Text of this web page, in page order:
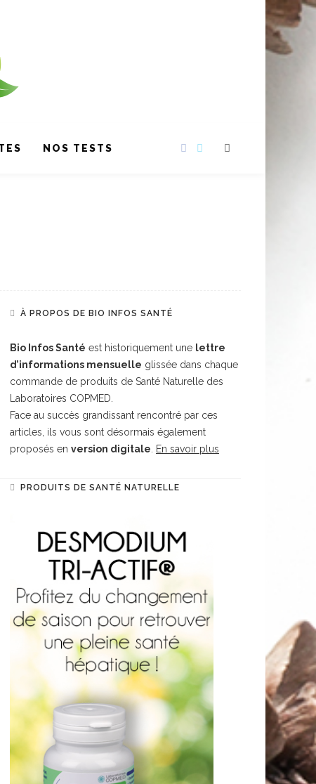
NOS TESTS
À PROPOS DE BIO INFOS SANTÉ
Bio Infos Santé est historiquement une lettre
d’informations mensuelle glissée dans chaque
commande de produits de Santé Naturelle des
Laboratoires COPMED.
Face au succès grandissant rencontré par ces
articles, ils vous sont désormais également
proposés en version digitale En savoir plus
PRODUITS DE SANTÉ NATURELLE